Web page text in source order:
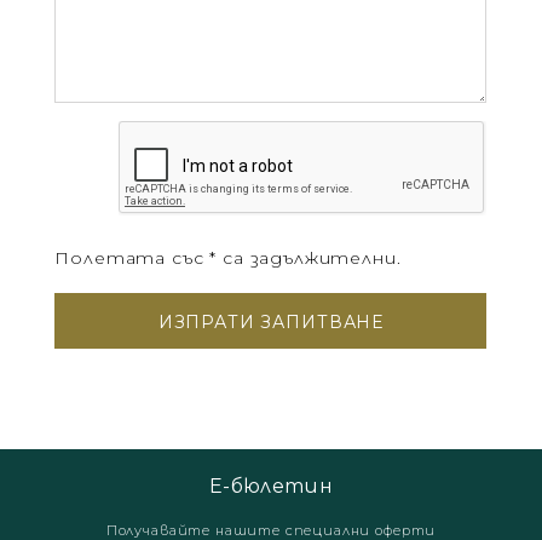
Полетата със * са задължителни.
Е-бюлетин
Получавайте нашите специални оферти